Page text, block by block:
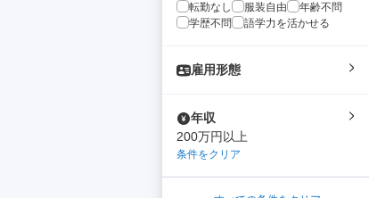
転勤なし
服装自由
年齢不問
学歴不問
語学力を活かせる
雇用形態
年収
200万円以上
条件をクリア